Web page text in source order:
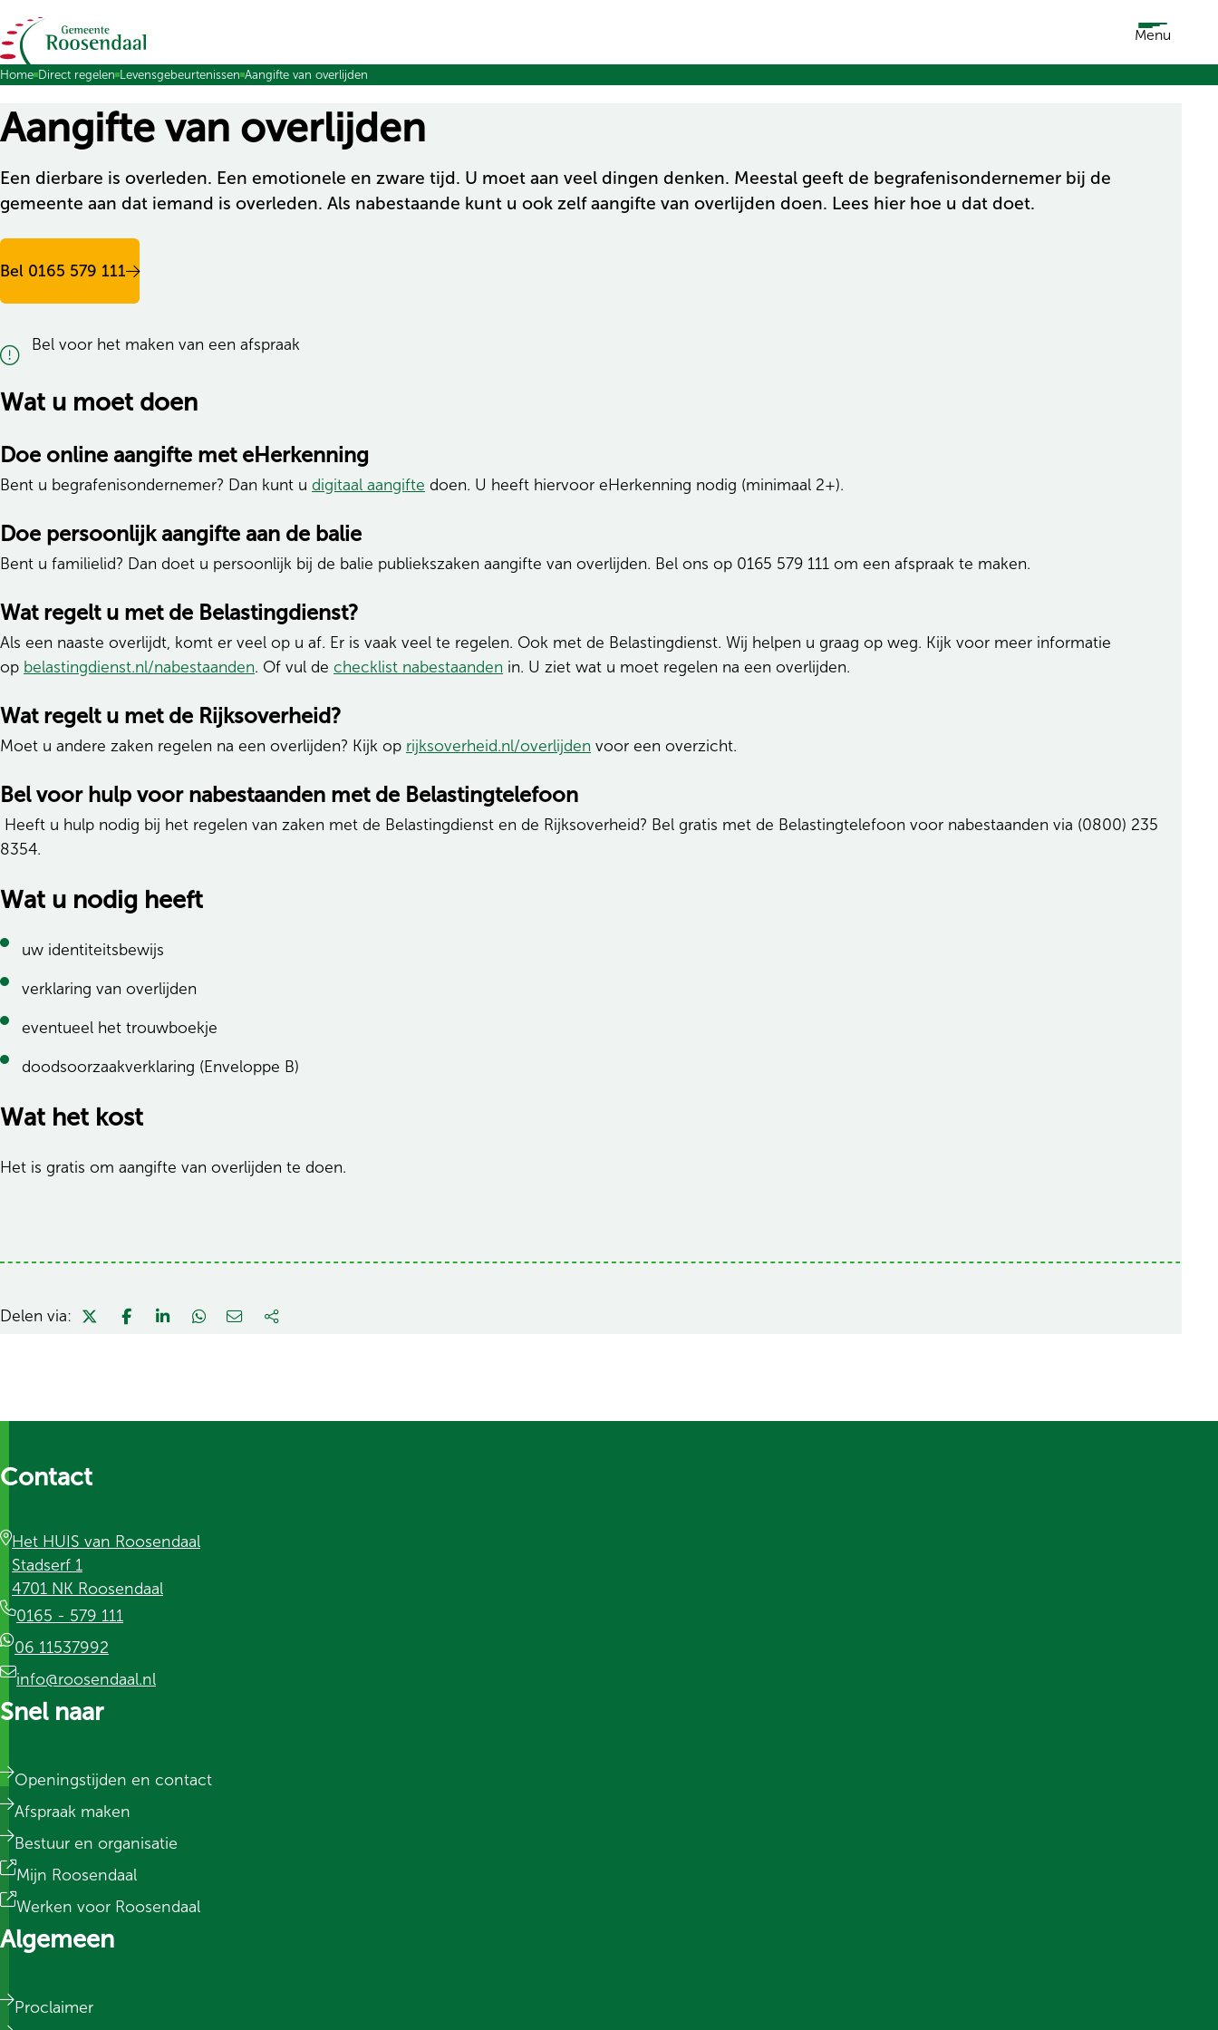
Ga naar de inhoud Menu
Home Direct regelen Levensgebeurtenissen Aangifte van overlijden
Aangifte van overlijden
Een dierbare is overleden. Een emotionele en zware tijd. U moet aan veel dingen denken. Meestal geeft de begrafenisondernemer bij de
gemeente aan dat iemand is overleden. Als nabestaande kunt u ook zelf aangifte van overlijden doen. Lees hier hoe u dat doet.
Bel 0165 579 111
Bel voor het maken van een afspraak
Wat u moet doen
Doe online aangifte met eHerkenning
Bent u begrafenisondernemer? Dan kunt u digitaal aangifte doen. U heeft hiervoor eHerkenning nodig (minimaal 2+).
Doe persoonlijk aangifte aan de balie
Bent u familielid? Dan doet u persoonlijk bij de balie publiekszaken aangifte van overlijden. Bel ons op 0165 579 111 om een afspraak te maken.
Wat regelt u met de Belastingdienst?
Als een naaste overlijdt, komt er veel op u af. Er is vaak veel te regelen. Ook met de Belastingdienst. Wij helpen u graag op weg. Kijk voor meer informatie
op belastingdienst.nl/nabestaanden. Of vul de checklist nabestaanden in. U ziet wat u moet regelen na een overlijden.
Wat regelt u met de Rijksoverheid?
Moet u andere zaken regelen na een overlijden? Kijk op rijksoverheid.nl/overlijden voor een overzicht.
Bel voor hulp voor nabestaanden met de Belastingtelefoon
Heeft u hulp nodig bij het regelen van zaken met de Belastingdienst en de Rijksoverheid? Bel gratis met de Belastingtelefoon voor nabestaanden via (0800) 235
8354.
Wat u nodig heeft
uw identiteitsbewijs
verklaring van overlijden
eventueel het trouwboekje
doodsoorzaakverklaring (Enveloppe B)
Wat het kost
Het is gratis om aangifte van overlijden te doen.
Delen via:
Contact
Het HUIS van Roosendaal
Stadserf 1
4701 NK Roosendaal
0165 - 579 111
06 11537992
info@roosendaal.nl
Snel naar
Openingstijden en contact
Afspraak maken
Bestuur en organisatie
Mijn Roosendaal
Werken voor Roosendaal
Algemeen
Proclaimer